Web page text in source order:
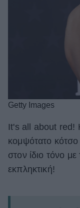
Getty Images
It's all about red!
κομψότατο κότσο
στον ίδιο τόνο
εκπληκτική!